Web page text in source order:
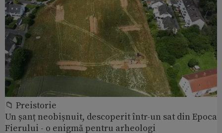
📁 Preistorie
Un șanț neobișnuit, descoperit într-un sat din Epoca
Fierului - o enigmă pentru arheologi